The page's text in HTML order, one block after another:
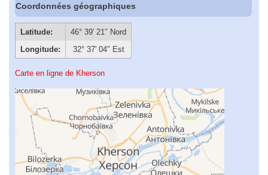
Coordonnées géographiques
Latitude:
46° 39′ 21″ Nord
Longitude:
32° 37′ 04″ Est
Carte en ligne de Kherson